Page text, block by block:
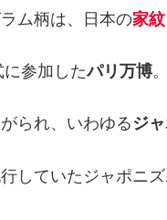
ム柄は、日本の家紋
に参加したパリ万博。
られ、いわゆる ジ
していたジャポニズ